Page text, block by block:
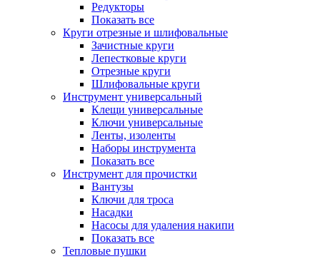
Редукторы
Показать все
Круги отрезные и шлифовальные
Зачистные круги
Лепестковые круги
Отрезные круги
Шлифовальные круги
Инструмент универсальный
Клещи универсальные
Ключи универсальные
Ленты, изоленты
Наборы инструмента
Показать все
Инструмент для прочистки
Вантузы
Ключи для троса
Насадки
Насосы для удаления накипи
Показать все
Тепловые пушки